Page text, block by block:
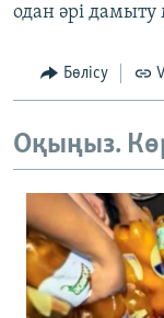
Басқа тілдерде
одан әрі дамыту
Бөлісу
Оқыңыз.